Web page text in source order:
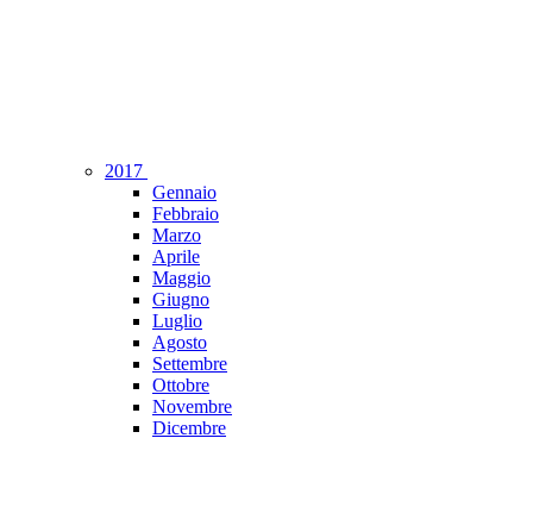
2017
Gennaio
Febbraio
Marzo
Aprile
Maggio
Giugno
Luglio
Agosto
Settembre
Ottobre
Novembre
Dicembre